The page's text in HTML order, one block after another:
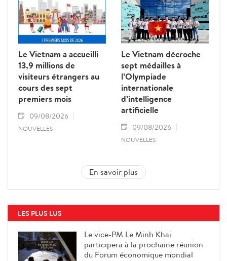
Le Vietnam a accueilli
13,9 millions de
visiteurs étrangers au
cours des sept
premiers mois
09/08/2026
NOUVELLES
Le Vietnam décroche
sept médailles à
l’Olympiade
internationale
d’intelligence
artificielle
09/08/2026
NOUVELLES
En savoir plus
LES PLUS LUS
Le vice-PM Le Minh Khai
participera à la prochaine réunion
du Forum économique mondial